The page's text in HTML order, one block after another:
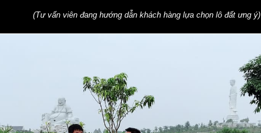
(Tư vấn viên đang hướng dẫn khách hàng lựa chọn lô đất ưng ý)